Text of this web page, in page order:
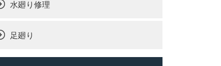
水廻り修理
足廻り